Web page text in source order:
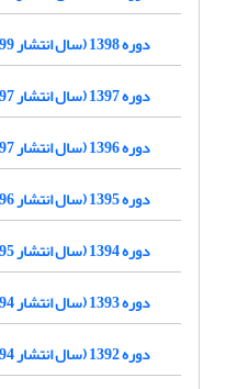
دوره 1398 (سال انتشار 1399)
دوره 1397 (سال انتشار 1397)
دوره 1396 (سال انتشار 1397)
دوره 1395 (سال انتشار 1396)
دوره 1394 (سال انتشار 1395)
دوره 1393 (سال انتشار 1394)
دوره 1392 (سال انتشار 1394)